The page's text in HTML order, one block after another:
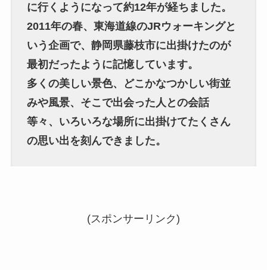
に行くようになって約12年が経ちました。
2011年の春、東海道線のJRウォーキングと
いう企画で、静岡県藤枝市に出掛けたのが
最初だったように記憶しています。
多くの美しい景色、どこかなつかしい街並
みや風景、そこで出会った人との会話
等々、いろいろな場所に出掛けてたくさん
の思い出を刻んできました。
(スポンサーリンク)